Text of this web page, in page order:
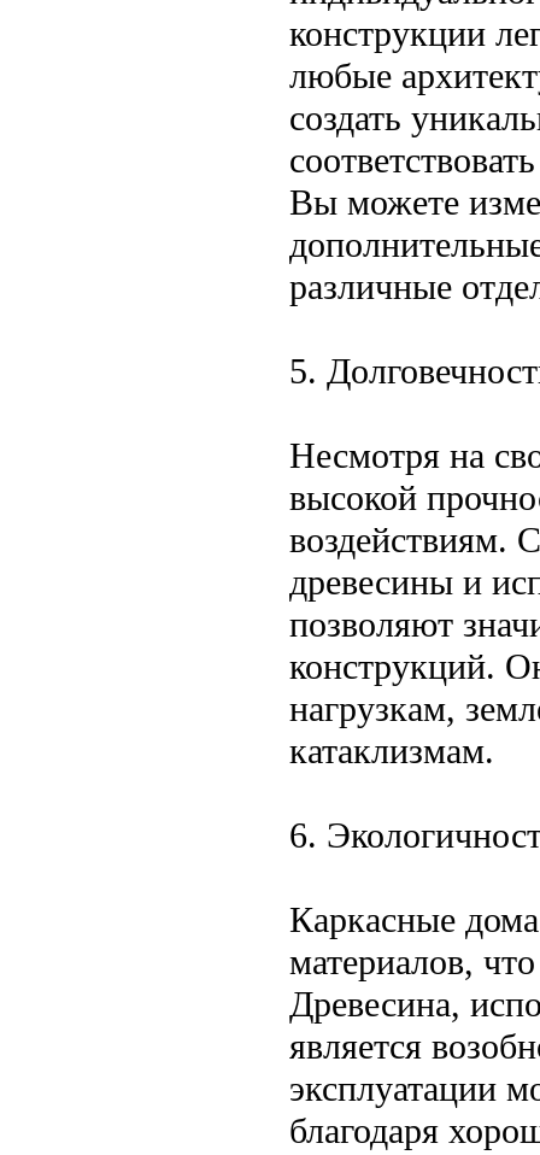
конструкции
любые
создать
Вы можете
различные
5.
Несмотря на
высокой
воздействиям.
древесины и
позволяют
конструкций.
нагрузкам,
катаклизмам.
6.
Каркасные
материалов,
Древесина,
является
эксплуатации
благодаря